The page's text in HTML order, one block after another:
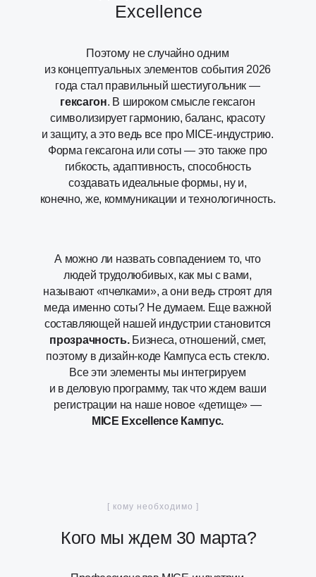
Excellence
А можно ли назвать совпадением то, что
людей трудолюбивых, как мы с вами,
называют «пчелками», а они ведь строят для
меда именно соты? Не думаем. Еще важной
составляющей нашей индустрии становится
прозрачность.Бизнеса, отношений, смет,
поэтому в дизайн-коде Кампуса есть стекло.
Все эти элементы мы интегрируем
и в деловую программу, так что ждем ваши
регистрации на наше новое «детище» —
MICE Excellence Кампус.
Поэтому не случайно одним
из концептуальных элементов события 2026
года стал правильный шестиугольник —
гексагон. В широком смысле гексагон
символизирует гармонию, баланс, красоту
и защиту, а это ведь все про MICE-индустрию.
Форма гексагона или соты — это также про
гибкость, адаптивность, способность
создавать идеальные формы, ну и,
конечно, же, коммуникации и технологичность.
[ кому необходимо ]
Кого мы ждем 30 марта?